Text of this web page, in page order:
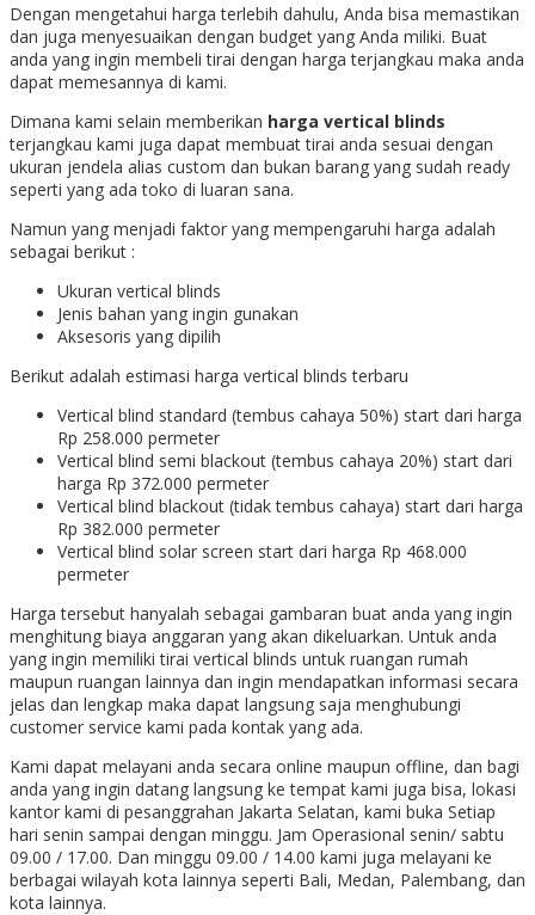
Dengan mengetahui harga terlebih dahulu, Anda bisa memastikan
dan juga menyesuaikan dengan budget yang Anda miliki. Buat
anda yang ingin membeli tirai dengan harga terjangkau maka anda
dapat memesannya di kami.
Dimana kami selain memberikan harga vertical blinds
terjangkau kami juga dapat membuat tirai anda sesuai dengan
ukuran jendela alias custom dan bukan barang yang sudah ready
seperti yang ada toko di luaran sana.
Namun yang menjadi faktor yang mempengaruhi harga adalah
sebagai berikut :
Ukuran vertical blinds
Jenis bahan yang ingin gunakan
Aksesoris yang dipilih
Berikut adalah estimasi harga vertical blinds terbaru
Vertical blind standard (tembus cahaya 50%) start dari harga
Rp 258.000 permeter
Vertical blind semi blackout (tembus cahaya 20%) start dari
harga Rp 372.000 permeter
Vertical blind blackout (tidak tembus cahaya) start dari harga
Rp 382.000 permeter
Vertical blind solar screen start dari harga Rp 468.000
permeter
Harga tersebut hanyalah sebagai gambaran buat anda yang ingin
menghitung biaya anggaran yang akan dikeluarkan. Untuk anda
yang ingin memiliki tirai vertical blinds untuk ruangan rumah
maupun ruangan lainnya dan ingin mendapatkan informasi secara
jelas dan lengkap maka dapat langsung saja menghubungi
customer service kami pada kontak yang ada.
Kami dapat melayani anda secara online maupun offline, dan bagi
anda yang ingin datang langsung ke tempat kami juga bisa, lokasi
kantor kami di pesanggrahan Jakarta Selatan, kami buka Setiap
hari senin sampai dengan minggu. Jam Operasional senin/ sabtu
09.00 / 17.00. Dan minggu 09.00 / 14.00 kami juga melayani ke
berbagai wilayah kota lainnya seperti Bali, Medan, Palembang, dan
kota lainnya.